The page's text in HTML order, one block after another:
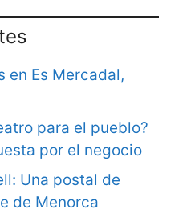
en Es Mercadal,
para el pueblo?
por el negocio
Una postal de
de Menorca